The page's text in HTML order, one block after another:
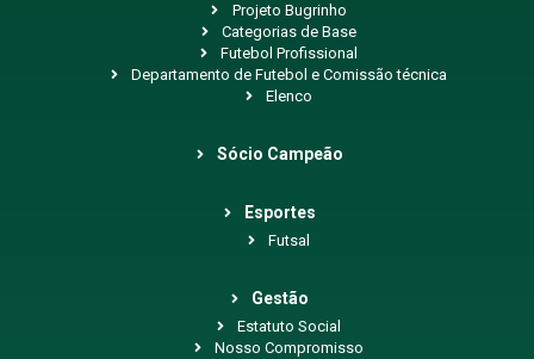
Projeto Bugrinho
Categorias de Base
Futebol Profissional
Departamento de Futebol e Comissão técnica
Elenco
Sócio Campeão
Esportes
Futsal
Gestão
Estatuto Social
Nosso Compromisso